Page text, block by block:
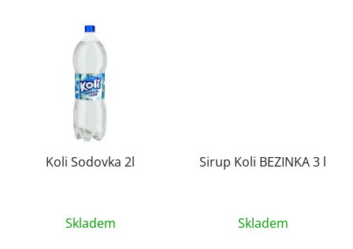
Koli Sodovka 2l
Skladem
Sirup Koli BEZINKA 3 l
Skladem